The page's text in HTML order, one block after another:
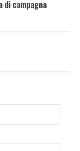
di campagna